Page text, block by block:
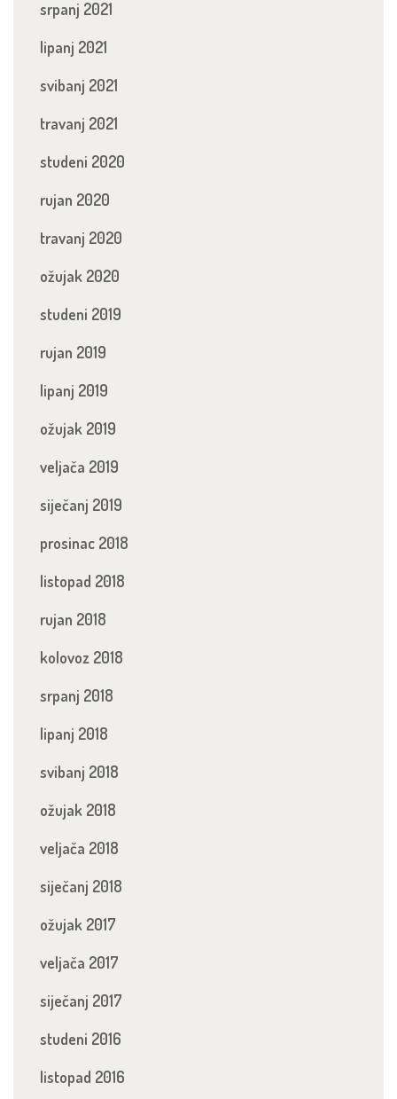
srpanj 2021
lipanj 2021
svibanj 2021
travanj 2021
studeni 2020
rujan 2020
travanj 2020
ožujak 2020
studeni 2019
rujan 2019
lipanj 2019
ožujak 2019
veljača 2019
siječanj 2019
prosinac 2018
listopad 2018
rujan 2018
kolovoz 2018
srpanj 2018
lipanj 2018
svibanj 2018
ožujak 2018
veljača 2018
siječanj 2018
ožujak 2017
veljača 2017
siječanj 2017
studeni 2016
listopad 2016